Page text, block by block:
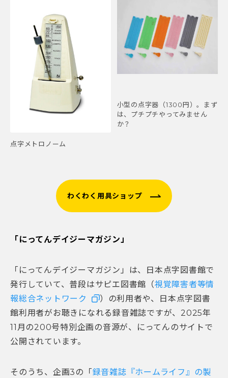
点字メトロノーム
小型の点字器（1300円）。まず
は、プチプチやってみません
か？
わくわく用具ショップ
「にってんデイジーマガジン」
「にってんデイジーマガジン」は、日本点字図書館で
発行していて、普段はサピエ図書館（視覚障害者等情
報総合ネットワーク
）
の利用者や、日本点字図書
館利用者がお聴きになれる録音雑誌ですが、2025年
11月の200号特別企画の音源が、にってんのサイトで
公開されています。
そのうち、企画3の「録音雑誌『ホームライフ』の製